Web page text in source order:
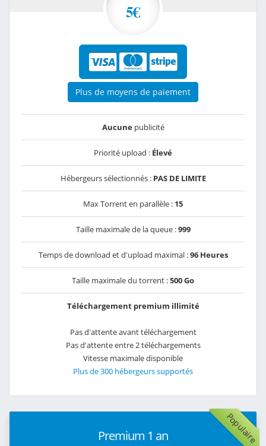
5€
Plus de moyens de paiement
Aucunepublicité
Priorité upload : Élevé
Hébergeurs sélectionnés : PAS DE LIMITE
Max Torrent en parallèle : 15
Taille maximale de la queue :999
Temps de download et d'upload maximal :96 Heures
Taille maximale du torrent :500 Go
Téléchargement premium illimité
Pas d'attente avant téléchargement
Pas d'attente entre 2 téléchargements
Vitesse maximale disponible
Plus de 300 hébergeurs supportés
Populaire
Premium 1 an